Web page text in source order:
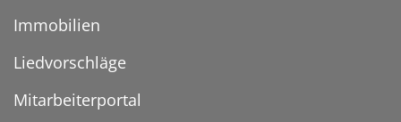
Immobilien
Liedvorschläge
Mitarbeiterportal